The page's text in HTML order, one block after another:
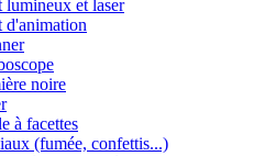
lumineux et laser
d'animation
noire
à facettes
(fumée, confettis...)